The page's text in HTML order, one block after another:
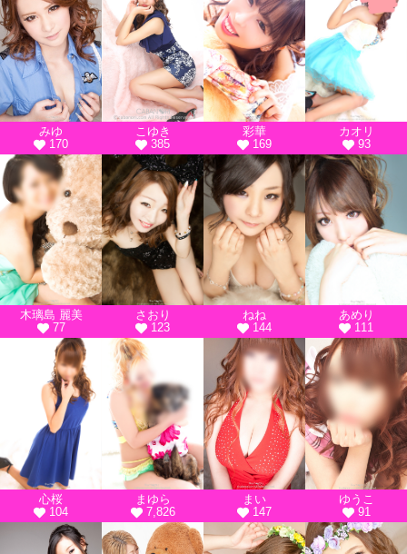
みゆ
170
こゆき
385
彩華
169
カオリ
93
木璃島 麗美
77
さおり
123
ねね
144
あめり
111
心桜
104
まゆら
7,826
まい
147
ゆうこ
91